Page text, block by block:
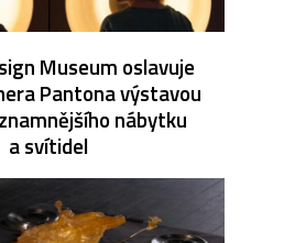
Museum oslavuje
Pantona výstavou
nábytku
a svítidel